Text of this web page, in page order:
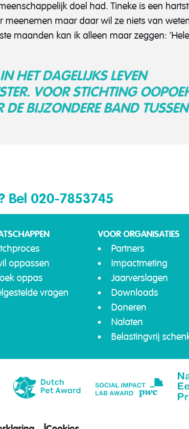
doel had. Tineke is een
meenemen maar daar wil ze niets van
maanden kan ik alleen maar zeggen:
HET DAGELIJKS LEVEN
VOOR STICHTING
DE BIJZONDERE BAND
Bel 020-7853745
oppassen
oppas
vragen
VOOR ORGANISATIES
Partners
Impactmeting
Jaarverslagen
Downloads
Doneren
Nalaten
Belastingvrij